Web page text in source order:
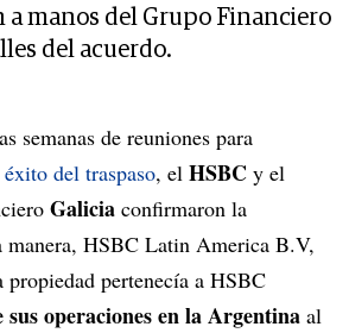
a manos del Grupo Financiero
del acuerdo.
semanas de reuniones para
del traspaso, el HSBC y el
Galicia confirmaron la
manera, HSBC Latin America B.V,
propiedad pertenecía a HSBC
sus operaciones en la Argentina al